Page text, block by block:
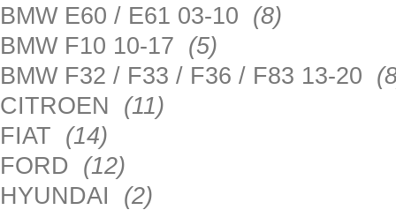
BMW E60 / E61 03-10 (8)
BMW F10 10-17 (5)
BMW F32 / F33 / F36 / F83 13-20
CITROEN (11)
FIAT (14)
FORD (12)
HYUNDAI (2)